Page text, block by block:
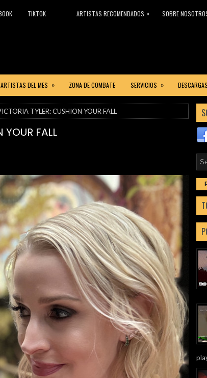
TIKTOK ARTISTAS RECOMENDADOS » SOBRE
ARTISTAS DEL MES » ZONA DE COMBATE SERVICIOS » DESCARGAS
TYLER: CUSHION YOUR FALL
YOUR FALL